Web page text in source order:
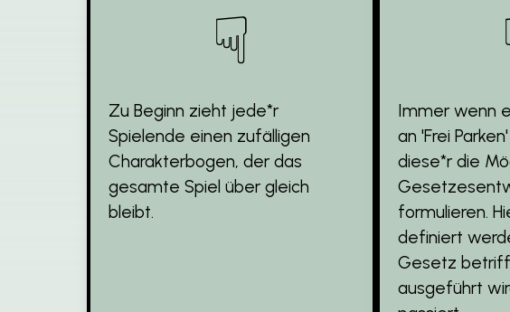
☟
Zu Beginn zieht jede*r
Spielende einen zufälligen
Charakterbogen, der das
gesamte Spiel über gleich
bleibt.
Immer wenn
an 'Frei
diese*r die
formulieren.
definiert
Gesetz
ausgeführt